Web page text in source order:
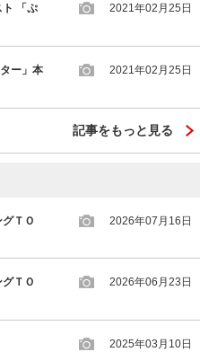
ト 「ぷ
2021年02月25日
ー」本
2021年02月25日
記事をもっと見る
ＴＯ
2026年07月16日
ＴＯ
2026年06月23日
2025年03月10日